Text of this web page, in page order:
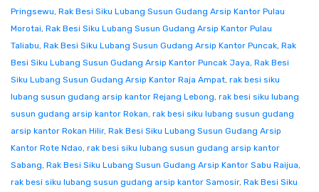
Pringsewu, Rak Besi Siku Lubang Susun Gudang Arsip Kantor Pulau
Morotai, Rak Besi Siku Lubang Susun Gudang Arsip Kantor Pulau
Taliabu, Rak Besi Siku Lubang Susun Gudang Arsip Kantor Puncak, Rak
Besi Siku Lubang Susun Gudang Arsip Kantor Puncak Jaya, Rak Besi
Siku Lubang Susun Gudang Arsip Kantor Raja Ampat, rak besi siku
lubang susun gudang arsip kantor Rejang Lebong, rak besi siku lubang
susun gudang arsip kantor Rokan, rak besi siku lubang susun gudang
arsip kantor Rokan Hilir, Rak Besi Siku Lubang Susun Gudang Arsip
Kantor Rote Ndao, rak besi siku lubang susun gudang arsip kantor
Sabang, Rak Besi Siku Lubang Susun Gudang Arsip Kantor Sabu Raijua,
rak besi siku lubang susun gudang arsip kantor Samosir, Rak Besi Siku